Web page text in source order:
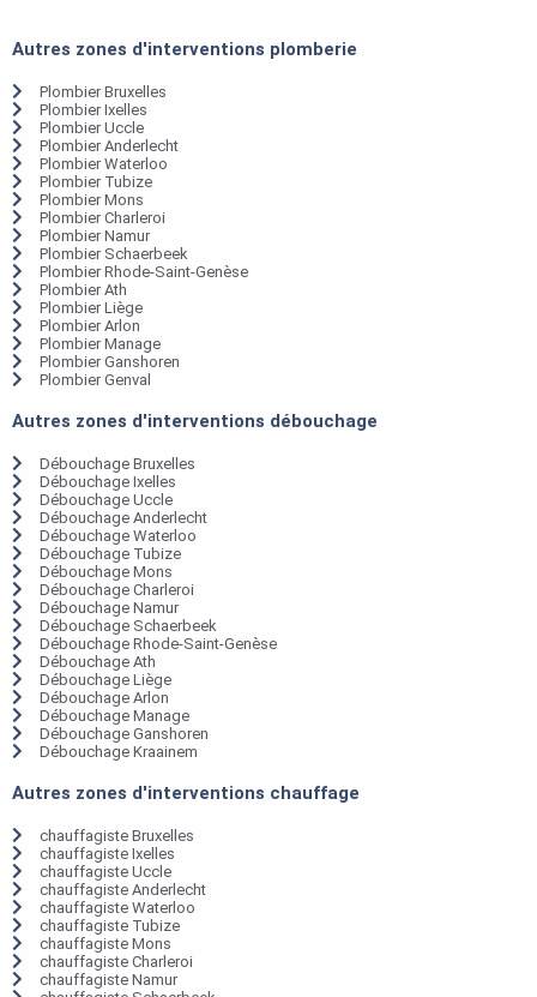
Autres zones d'interventions plomberie
Plombier Bruxelles
Plombier Ixelles
Plombier Uccle
Plombier Anderlecht
Plombier Waterloo
Plombier Tubize
Plombier Mons
Plombier Charleroi
Plombier Namur
Plombier Schaerbeek
Plombier Rhode-Saint-Genèse
Plombier Ath
Plombier Liège
Plombier Arlon
Plombier Manage
Plombier Ganshoren
Plombier Genval
Autres zones d'interventions débouchage
Débouchage Bruxelles
Débouchage Ixelles
Débouchage Uccle
Débouchage Anderlecht
Débouchage Waterloo
Débouchage Tubize
Débouchage Mons
Débouchage Charleroi
Débouchage Namur
Débouchage Schaerbeek
Débouchage Rhode-Saint-Genèse
Débouchage Ath
Débouchage Liège
Débouchage Arlon
Débouchage Manage
Débouchage Ganshoren
Débouchage Kraainem
Autres zones d'interventions chauffage
chauffagiste Bruxelles
chauffagiste Ixelles
chauffagiste Uccle
chauffagiste Anderlecht
chauffagiste Waterloo
chauffagiste Tubize
chauffagiste Mons
chauffagiste Charleroi
chauffagiste Namur